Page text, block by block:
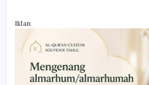
Iklan